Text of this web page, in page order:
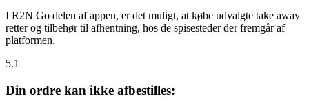
I R2N Go delen af appen, er det muligt, at købe udvalgte take away
retter og tilbehør til afhentning, hos de spisesteder der fremgår af
platformen.
5.1
Din ordre kan ikke afbestilles: